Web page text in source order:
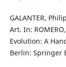
GALANTER,
Art. In:
Evolution: A
Berlin: Springer